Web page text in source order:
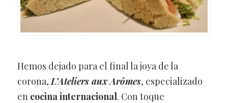
Hemos dejado para el final la joya de la
corona,L’Ateliers aux Arômes, especializado
en cocina internacional. Con toque